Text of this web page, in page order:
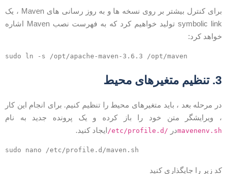
برای کنترل بیشتر بر روی نسخه ها و به روز رسانی های Maven ، یک
symbolic link تولید خواهیم کرد که به فهرست نصب Maven اشاره
کرد:
مرحله بعد ، باید متغیرهای محیط را تنظیم کنیم. برای انجام این کار
ویرایشگر متن خود را باز کرده و یک پرونده جدید به نام
در/etc/profile.d/ایجاد کنید.
زیر را جایگذاری کنید